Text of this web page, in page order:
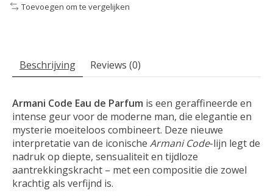
Toevoegen om te vergelijken
Beschrijving Reviews (0)
Armani Code Eau de Parfum is een geraffineerde en
intense geur voor de moderne man, die elegantie en
mysterie moeiteloos combineert. Deze nieuwe
interpretatie van de iconische Armani Code-lijn legt de
nadruk op diepte, sensualiteit en tijdloze
aantrekkingskracht – met een compositie die zowel
krachtig als verfijnd is.